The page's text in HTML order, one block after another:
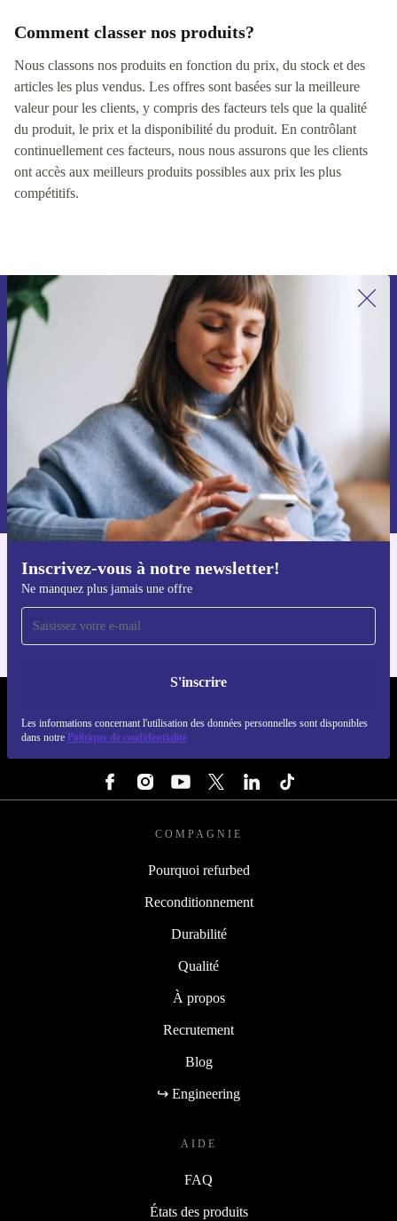
Comment classer nos produits?
Nous classons nos produits en fonction du prix, du stock et des
articles les plus vendus. Les offres sont basées sur la meilleure
valeur pour les clients, y compris des facteurs tels que la qualité
du produit, le prix et la disponibilité du produit. En contrôlant
continuellement ces facteurs, nous nous assurons que les clients
ont accès aux meilleurs produits possibles aux prix les plus
compétitifs.
Inscrivez-vous à notre newsletter!
Ne manquez plus jamais une offre
S'inscrire
Les informations concernant l'utilisation des données personnelles sont disponibles
dans notre Politique de confidentialité
Recevoir offres et infos de refurbed
par mail
Ne manquez plus aucune offre.
S'inscrire
Retrouvez les informations sur l'utilisation des données personnelles
dans notre
politique de confidentialité.
Téléchargez l'application refurbed
Pour iOS et Android
COMPAGNIE
Pourquoi refurbed
Reconditionnement
Durabilité
Qualité
À propos
Recrutement
Blog
↪ Engineering
AIDE
FAQ
États des produits